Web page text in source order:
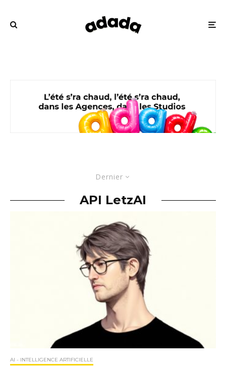
Dernier
API LetzAI
AI - INTELLIGENCE ARTIFICIELLE